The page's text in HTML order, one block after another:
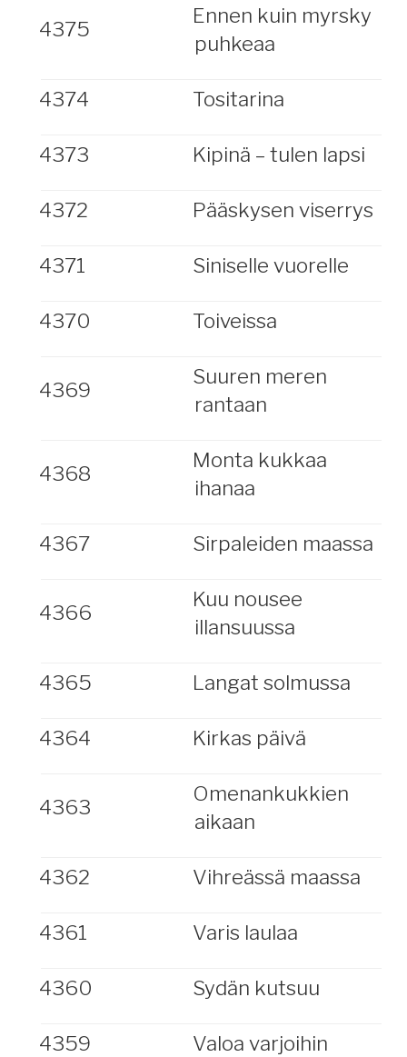
4375
Ennen kuin myrsky
puhkeaa
4374 Tositarina
4373 Kipinä – tulen lapsi
4372 Pääskysen viserrys
4371 Siniselle vuorelle
4370 Toiveissa
4369
Suuren meren
rantaan
4368
Monta kukkaa
ihanaa
4367 Sirpaleiden maassa
4366
Kuu nousee
illansuussa
4365 Langat solmussa
4364 Kirkas päivä
4363
Omenankukkien
aikaan
4362 Vihreässä maassa
4361 Varis laulaa
4360 Sydän kutsuu
4359 Valoa varjoihin